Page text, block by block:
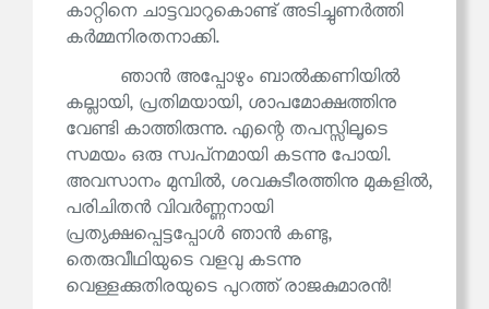
കാറ്റിനെ ചാട്ടവാറുകൊണ്ട് അടിച്ചുണർത്തി
കർമ്മനിരതനാക്കി.
ഞാൻ അപ്പോഴും ബാൽക്കണിയിൽ
കല്ലായി, പ്രതിമയായി, ശാപമോക്ഷത്തിനു
വേണ്ടി കാത്തിരുന്നു. എന്റെ തപസ്സിലൂടെ
സമയം ഒരു സ്വപ്‌നമായി കടന്നു പോയി.
അവസാനം മുമ്പിൽ, ശവകുടീരത്തിനു മുകളിൽ,
പരിചിതൻ വിവർണ്ണനായി
പ്രത്യക്ഷപ്പെട്ടപ്പോൾ ഞാൻ കണ്ടു,
തെരുവീഥിയുടെ വളവു കടന്നു
വെള്ളക്കുതിരയുടെ പുറത്ത് രാജകുമാരൻ!